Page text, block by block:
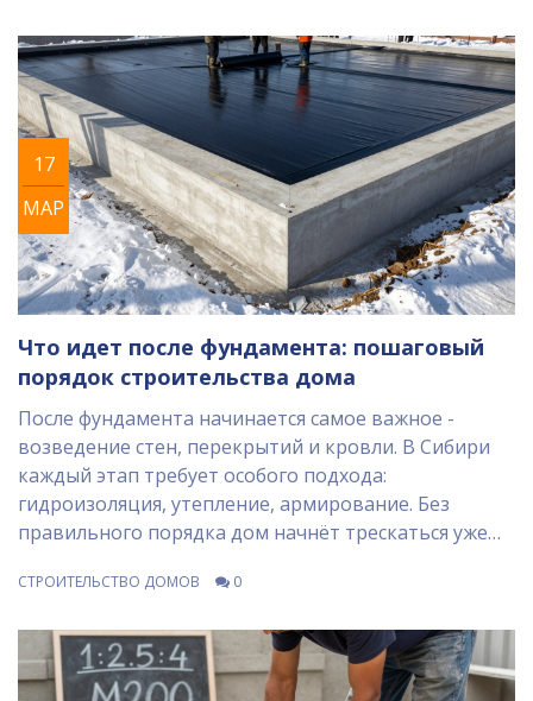
17
МАР
Что идет после фундамента: пошаговый
порядок строительства дома
После фундамента начинается самое важное -
возведение стен, перекрытий и кровли. В Сибири
каждый этап требует особого подхода:
гидроизоляция, утепление, армирование. Без
правильного порядка дом начнёт трескаться уже
СТРОИТЕЛЬСТВО ДОМОВ 0